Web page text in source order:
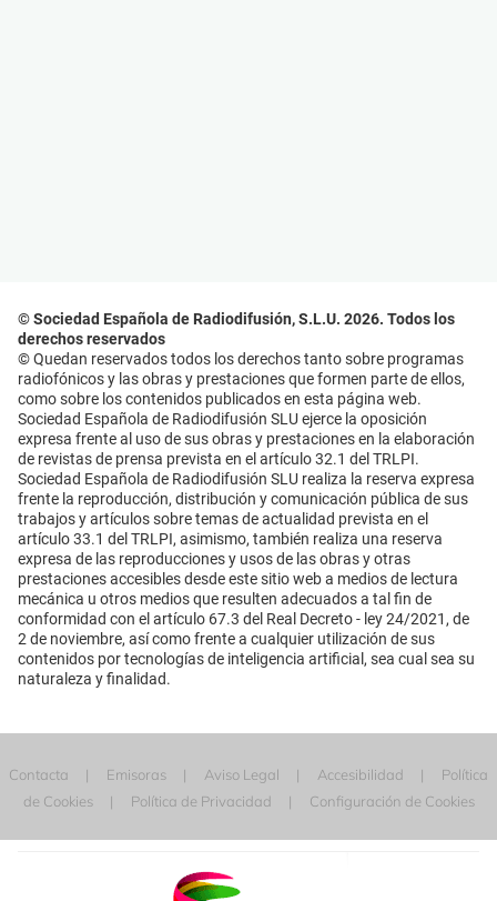
© Sociedad Española de Radiodifusión, S.L.U. 2026. Todos los
derechos reservados
© Quedan reservados todos los derechos tanto sobre programas
radiofónicos y las obras y prestaciones que formen parte de ellos,
como sobre los contenidos publicados en esta página web.
Sociedad Española de Radiodifusión SLU ejerce la oposición
expresa frente al uso de sus obras y prestaciones en la elaboración
de revistas de prensa prevista en el artículo 32.1 del TRLPI.
Sociedad Española de Radiodifusión SLU realiza la reserva expresa
frente la reproducción, distribución y comunicación pública de sus
trabajos y artículos sobre temas de actualidad prevista en el
artículo 33.1 del TRLPI, asimismo, también realiza una reserva
expresa de las reproducciones y usos de las obras y otras
prestaciones accesibles desde este sitio web a medios de lectura
mecánica u otros medios que resulten adecuados a tal fin de
conformidad con el artículo 67.3 del Real Decreto - ley 24/2021, de
2 de noviembre, así como frente a cualquier utilización de sus
contenidos por tecnologías de inteligencia artificial, sea cual sea su
naturaleza y finalidad.
Contacta Emisoras Aviso Legal Accesibilidad
Política
de Cookies
Política de Privacidad Configuración de Cookies